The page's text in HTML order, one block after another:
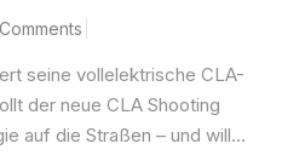
seine vollelektrische CLA-
der neue CLA Shooting
auf die Straßen – und will...